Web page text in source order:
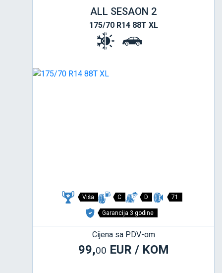
ALL SESAON 2
175/70 R14 88T XL
Viša C D 71
Garancija 3 godine
Cijena sa PDV-om
99,00 EUR / KOM